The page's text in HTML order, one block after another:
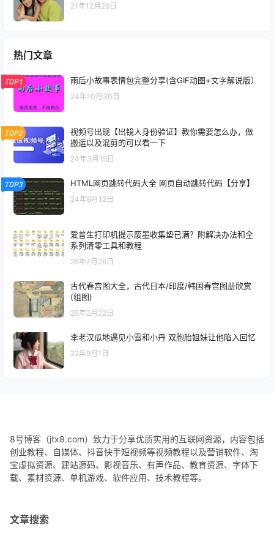
21年12月26日
热门文章
TOP1 雨后小故事表情包完整分享(含GIF动图+文字解说版）
24年10月30日
TOP2
视频号出现【出镜人身份验证】教你需要怎么办，做
搬运以及混剪的可以看一下
24年3月15日
TOP3 HTML网页跳转代码大全 网页自动跳转代码【分享】
24年9月12日
爱普生打印机提示废墨收集垫已满？附解决办法和全
系列清零工具和教程
25年7月26日
古代春宫图大全，古代日本/印度/韩国春宫图册欣赏
(组图)
25年2月22日
李老汉瓜地遇见小雪和小丹 双胞胎姐妹让他陷入回忆
22年9月1日
8号博客（jtx8.com）致力于分享优质实用的互联网资源，内容包括
创业教程、自媒体、抖音快手短视频等视频教程以及营销软件、淘
宝虚拟资源、建站源码、影视音乐、有声作品、教育资源、字体下
载、素材资源、单机游戏、软件应用、技术教程等。
文章搜索